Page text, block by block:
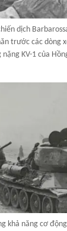
dịch
trước các dòng
KV-1 của
khả năng cơ